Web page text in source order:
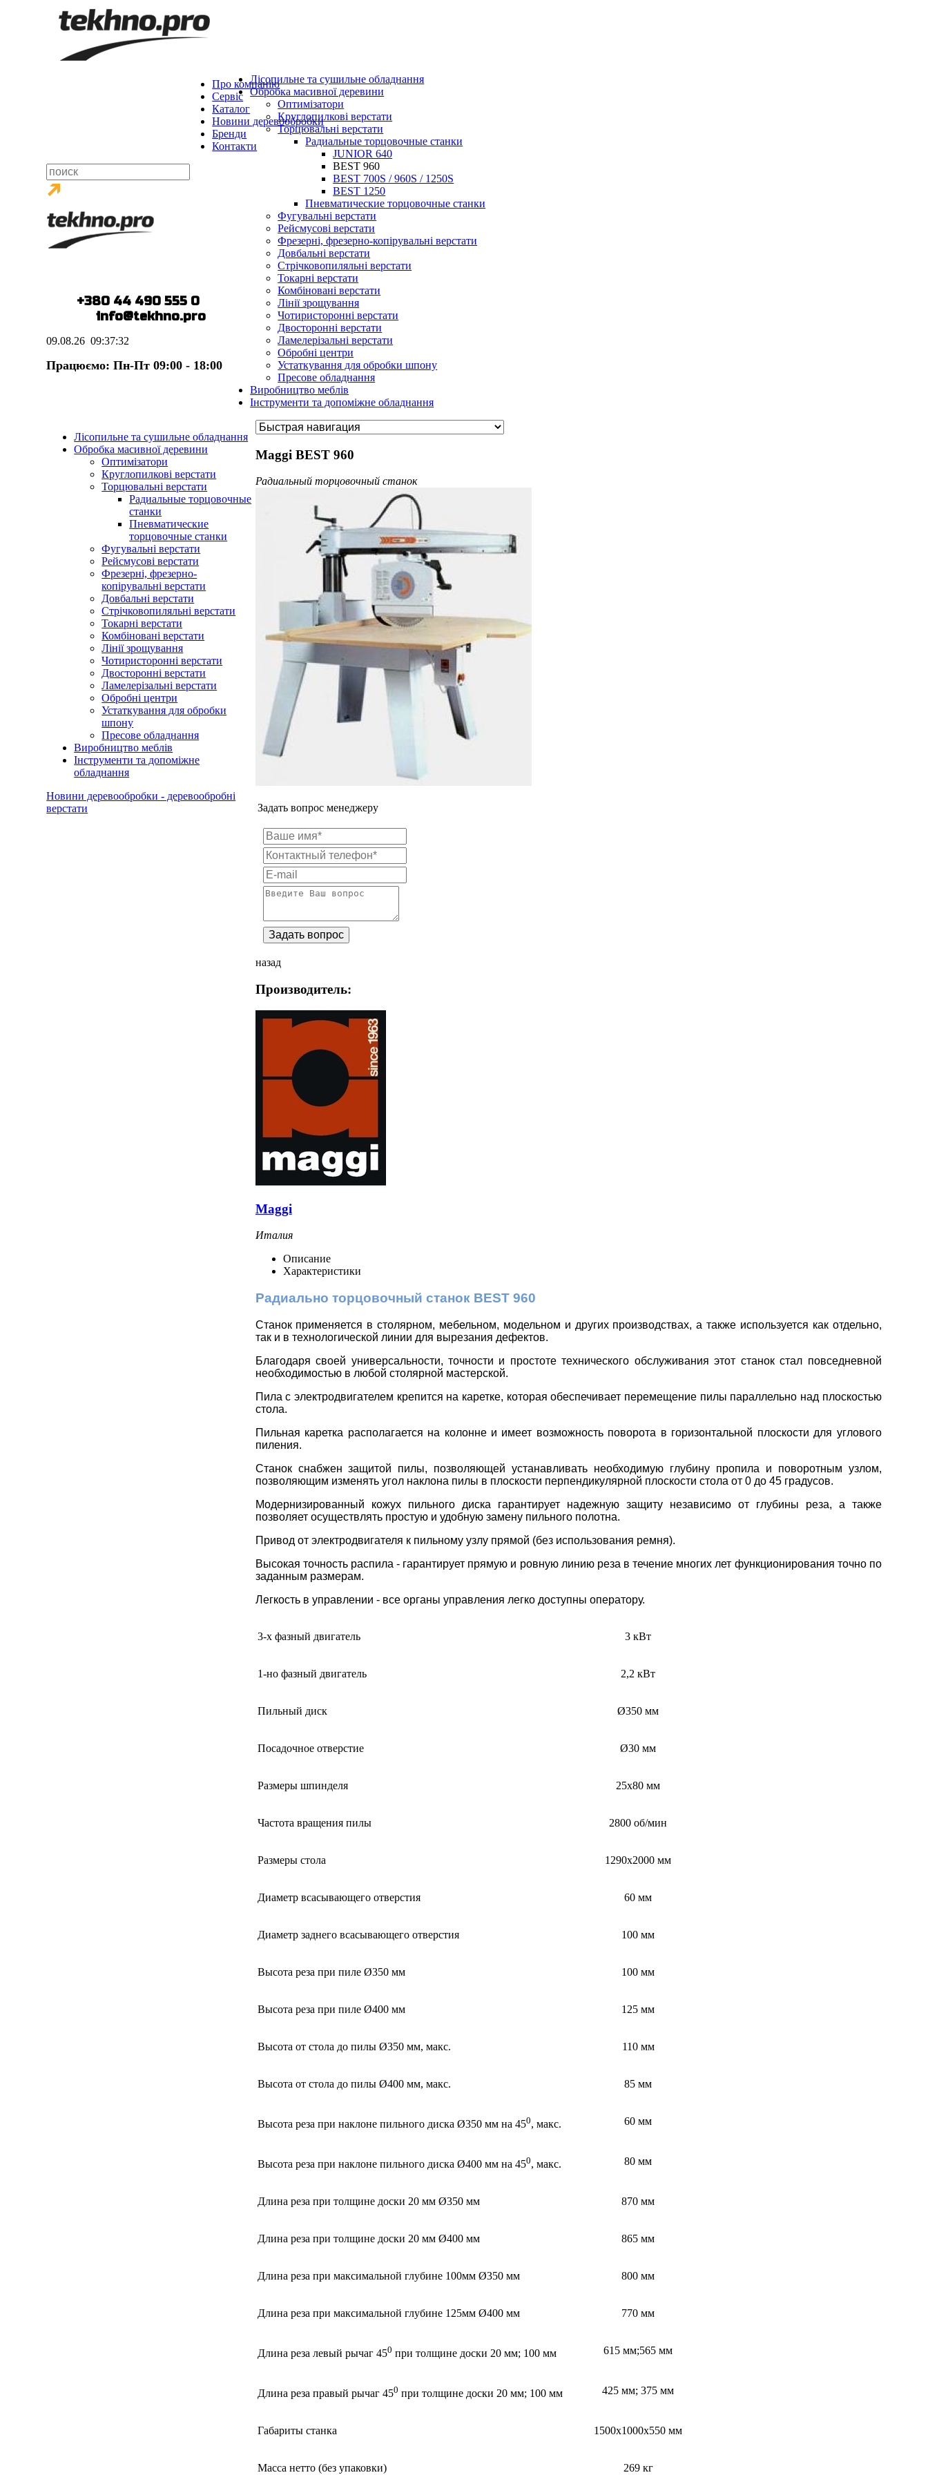
Про компанію
Сервіс
Каталог
Новини деревообробки
Бренди
Контакти
+380 44 490 555 0
info@tekhno.pro
09.08.26 09:37:33
Працюємо: Пн-Пт 09:00 - 18:00
Лісопильне та сушильне обладнання
Обробка масивної деревини
Оптимізатори
Круглопилкові верстати
Торцювальні верстати
Радиальные торцовочные станки
JUNIOR 640
BEST 960
BEST 700S / 960S / 1250S
BEST 1250
Пневматические торцовочные станки
Фугувальні верстати
Рейсмусові верстати
Фрезерні, фрезерно-копірувальні верстати
Довбальні верстати
Стрічковопиляльні верстати
Токарні верстати
Комбіновані верстати
Лінії зрощування
Чотиристоронні верстати
Двосторонні верстати
Ламелерізальні верстати
Обробні центри
Устаткування для обробки шпону
Пресове обладнання
Виробництво меблів
Інструменти та допоміжне обладнання
Лісопильне та сушильне обладнання
Обробка масивної деревини
Оптимізатори
Круглопилкові верстати
Торцювальні верстати
Радиальные торцовочные
станки
Пневматические
торцовочные станки
Фугувальні верстати
Рейсмусові верстати
Фрезерні, фрезерно-
копірувальні верстати
Довбальні верстати
Стрічковопиляльні верстати
Токарні верстати
Комбіновані верстати
Лінії зрощування
Чотиристоронні верстати
Двосторонні верстати
Ламелерізальні верстати
Обробні центри
Устаткування для обробки
шпону
Пресове обладнання
Виробництво меблів
Інструменти та допоміжне
обладнання
Новини деревообробки - деревообробні
верстати
Maggi BEST 960
Радиальный торцовочный станок
Задать вопрос менеджеру
назад
Производитель:
Maggi
Италия
Описание
Характеристики
Радиально торцовочный станок BEST960
Станок применяется в столярном, мебельном, модельном и других производствах, а также используется как отдельно,
так и в технологической линии для вырезания дефектов.
Благодаря своей универсальности, точности и простоте технического обслуживания этот станок стал повседневной
необходимостью в любой столярной мастерской.
Пила с электродвигателем крепится на каретке, которая обеспечивает перемещение пилы параллельно над плоскостью
стола.
Пильная каретка располагается на колонне и имеет возможность поворота в горизонтальной плоскости для углового
пиления.
Станок снабжен защитой пилы, позволяющей устанавливать необходимую глубину пропила и поворотным узлом,
позволяющим изменять угол наклона пилы в плоскости перпендикулярной плоскости стола от 0 до 45 градусов.
Модернизированный кожух пильного диска гарантирует надежную защиту независимо от глубины реза, а также
позволяет осуществлять простую и удобную замену пильного полотна.
Привод от электродвигателя к пильному узлу прямой (без использования ремня).
Высокая точность распила - гарантирует прямую и ровную линию реза в течение многих лет функционирования точно по
заданным размерам.
Легкость в управлении - все органы управления легко доступны оператору.
3-х фазный двигатель 3 кВт
1-но фазный двигатель 2,2 кВт
Пильный диск Ø350 мм
Посадочное отверстие Ø30 мм
Размеры шпинделя 25х80 мм
Частота вращения пилы 2800 об/мин
Размеры стола 1290x2000 мм
Диаметр всасывающего отверстия 60 мм
Диаметр заднего всасывающего отверстия 100 мм
Высота реза при пиле Ø350 мм 100 мм
Высота реза при пиле Ø400 мм 125 мм
Высота от стола до пилы Ø350 мм, макс. 110 мм
Высота от стола до пилы Ø400 мм, макс. 85 мм
Высота реза при наклоне пильного диска Ø350 мм на 450, макс. 60 мм
Высота реза при наклоне пильного диска Ø400 мм на 450, макс. 80 мм
Длина реза при толщине доски 20 мм Ø350 мм 870 мм
Длина реза при толщине доски 20 мм Ø400 мм 865 мм
Длина реза при максимальной глубине 100мм Ø350 мм 800 мм
Длина реза при максимальной глубине 125мм Ø400 мм 770 мм
Длина реза левый рычаг 450 при толщине доски 20 мм; 100 мм 615 мм;565 мм
Длина реза правый рычаг 450 при толщине доски 20 мм; 100 мм 425 мм; 375 мм
Габариты станка 1500х1000х550 мм
Масса нетто (без упаковки) 269 кг